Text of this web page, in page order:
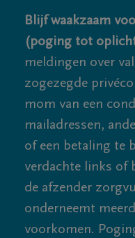
Blijf waakzaam
(poging tot
meldingen over
zogezegde
mom van een
mailadressen,
of een betaling te
verdachte links of
de afzender
onderneemt
voorkomen.